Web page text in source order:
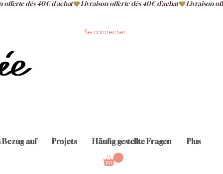
Se connecter
Bezug auf Projets Häufig gestellte Fragen Plus